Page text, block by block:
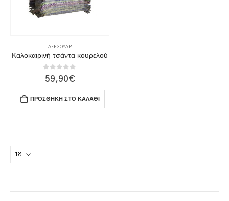
ΑΞΕΣΟΥΆΡ
Καλοκαιρινή τσάντα κουρελού
0out of 5
59,90€
ΠΡΟΣΘΉΚΗ ΣΤΟ ΚΑΛΆΘΙ